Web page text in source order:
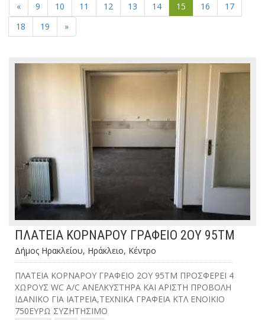
« 9 10 11 12 13 14 15 16
17
18
19 »
ΠΛΑΤΕΙΑ ΚΟΡΝΑΡΟΥ ΓΡΑΦΕΙΟ 2ΟΥ 95ΤΜ
Δήμος Ηρακλείου, Ηράκλειο, Κέντρο
ΠΛΑΤΕΙΑ ΚΟΡΝΑΡΟΥ ΓΡΑΦΕΙΟ 2ΟΥ 95ΤΜ ΠΡΟΣΦΕΡΕΙ 4
ΧΩΡΟΥΣ WC A/C ΑΝΕΛΚΥΣΤΗΡΑ ΚΑΙ ΑΡΙΣΤΗ ΠΡΟΒΟΛΗ
ΙΔΑΝΙΚΟ ΓΙΑ ΙΑΤΡΕΙΑ,ΤΕΧΝΙΚΑ ΓΡΑΦΕΙΑ ΚΤΛ ΕΝΟΙΚΙΟ
750ΕΥΡΩ ΣΥΖΗΤΗΣΙΜΟ